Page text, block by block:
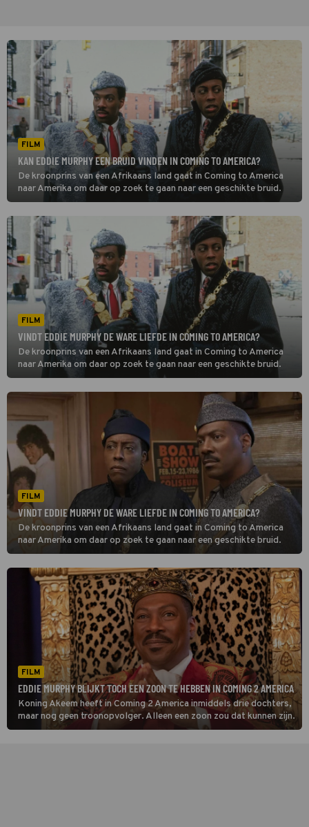
FILM
KAN EDDIE MURPHY EEN BRUID VINDEN IN COMING TO AMERICA?
De kroonprins van een Afrikaans land gaat in Coming to America
naar Amerika om daar op zoek te gaan naar een geschikte bruid.
FILM
VINDT EDDIE MURPHY DE WARE LIEFDE IN COMING TO AMERICA?
De kroonprins van een Afrikaans land gaat in Coming to America
naar Amerika om daar op zoek te gaan naar een geschikte bruid.
FILM
VINDT EDDIE MURPHY DE WARE LIEFDE IN COMING TO AMERICA?
De kroonprins van een Afrikaans land gaat in Coming to America
naar Amerika om daar op zoek te gaan naar een geschikte bruid.
FILM
EDDIE MURPHY BLIJKT TOCH EEN ZOON TE HEBBEN IN COMING 2 AMERICA
Koning Akeem heeft in Coming 2 America inmiddels drie dochters,
maar nog geen troonopvolger. Alleen een zoon zou dat kunnen zijn.